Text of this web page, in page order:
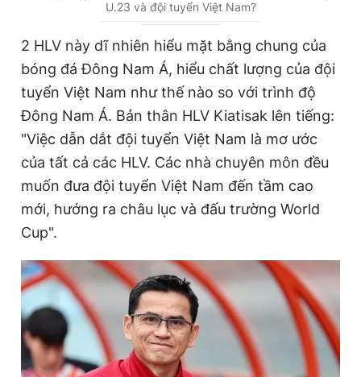
Tổng thư ký tòa soạn: Đức Trung
Giấy phép xuất bản số 110/GP - BTTTT cấp ngày 24.3.2020
© 2003-2026 Bản quyền thuộc về Báo Thanh Niên. Cấm sao
chép dưới mọi hình thức nếu không có sự chấp thuận bằng văn
bản. Phát triển bởi ePi Technologies, JSC.
n
T
m
e
a
t
i
n
U.23 và đội tuyển Việt Nam?
2 HLV này dĩ nhiên hiểu mặt bằng chung của
bóng đá Đông Nam Á, hiểu chất lượng của đội
tuyển Việt Nam như thế nào so với trình độ
Đông Nam Á. Bản thân HLV Kiatisak lên tiếng:
"Việc dẫn dắt đội tuyển Việt Nam là mơ ước
của tất cả các HLV. Các nhà chuyên môn đều
muốn đưa đội tuyển Việt Nam đến tầm cao
mới, hướng ra châu lục và đấu trường World
Cup".